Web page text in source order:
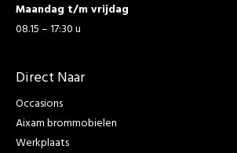
Maandag t/m vrijdag
08.15 – 17:30 u
Direct Naar
Occasions
Aixam brommobielen
Werkplaats